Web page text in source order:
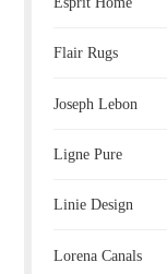
Flair Rugs
Joseph Lebon
Ligne Pure
Linie Design
Lorena Canals